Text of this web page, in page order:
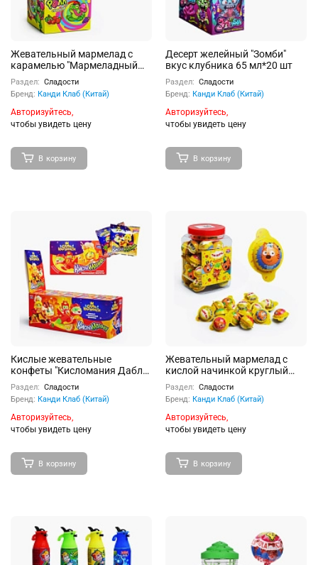
Жевательный мармелад с
карамелью "Мармеладный
ролл", вкус ассорти (арбуз,
вишня, виноград, клубника),
11г 30шт
Раздел: Сладости
Бренд: Канди Клаб (Китай)
Авторизуйтесь,
чтобы увидеть цену
В корзину
Десерт желейный "Зомби"
вкус клубника 65 мл*20 шт
Раздел: Сладости
Бренд: Канди Клаб (Китай)
Авторизуйтесь,
чтобы увидеть цену
В корзину
Кислые жевательные
конфеты "Кисломания Дабл
Фрукт" со вкусом апельсина и
клубники 14г 30шт
Раздел: Сладости
Бренд: Канди Клаб (Китай)
Авторизуйтесь,
чтобы увидеть цену
В корзину
Жевательный мармелад c
кислой начинкой круглый
"Три кота" вкус ассорти 10г
30шт
Раздел: Сладости
Бренд: Канди Клаб (Китай)
Авторизуйтесь,
чтобы увидеть цену
В корзину